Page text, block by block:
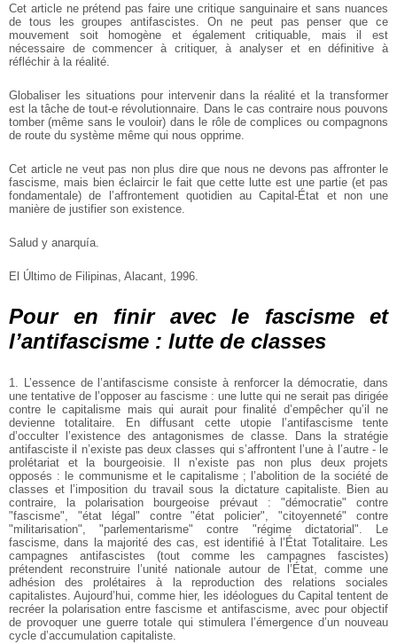
Cet article ne prétend pas faire une critique sanguinaire et sans nuances
de tous les groupes antifascistes. On ne peut pas penser que ce
mouvement soit homogène et également critiquable, mais il est
nécessaire de commencer à critiquer, à analyser et en définitive à
réfléchir à la réalité.
Globaliser les situations pour intervenir dans la réalité et la transformer
est la tâche de tout-e révolutionnaire. Dans le cas contraire nous pouvons
tomber (même sans le vouloir) dans le rôle de complices ou compagnons
de route du système même qui nous opprime.
Cet article ne veut pas non plus dire que nous ne devons pas affronter le
fascisme, mais bien éclaircir le fait que cette lutte est une partie (et pas
fondamentale) de l’affrontement quotidien au Capital-État et non une
manière de justifier son existence.
Salud y anarquía.
El Último de Filipinas, Alacant, 1996.
Pour en finir avec le fascisme et
l’antifascisme : lutte de classes
1. L’essence de l’antifascisme consiste à renforcer la démocratie, dans
une tentative de l’opposer au fascisme : une lutte qui ne serait pas dirigée
contre le capitalisme mais qui aurait pour finalité d’empêcher qu’il ne
devienne totalitaire. En diffusant cette utopie l’antifascisme tente
d’occulter l’existence des antagonismes de classe. Dans la stratégie
antifasciste il n’existe pas deux classes qui s’affrontent l’une à l’autre - le
prolétariat et la bourgeoisie. Il n’existe pas non plus deux projets
opposés : le communisme et le capitalisme ; l’abolition de la société de
classes et l’imposition du travail sous la dictature capitaliste. Bien au
contraire, la polarisation bourgeoise prévaut : "démocratie" contre
"fascisme", "état légal" contre "état policier", "citoyenneté" contre
"militarisation", "parlementarisme" contre "régime dictatorial". Le
fascisme, dans la majorité des cas, est identifié à l’État Totalitaire. Les
campagnes antifascistes (tout comme les campagnes fascistes)
prétendent reconstruire l’unité nationale autour de l’État, comme une
adhésion des prolétaires à la reproduction des relations sociales
capitalistes. Aujourd’hui, comme hier, les idéologues du Capital tentent de
recréer la polarisation entre fascisme et antifascisme, avec pour objectif
de provoquer une guerre totale qui stimulera l’émergence d’un nouveau
cycle d’accumulation capitaliste.